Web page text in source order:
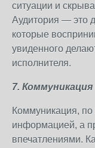
ситуации и
Аудитория — это
которые
увиденного
исполнителя.
7.
Коммуникация,
информацией, а
впечатлениями.